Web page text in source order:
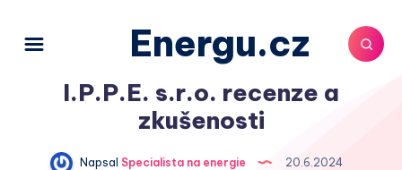
Energu.cz
I.P.P.E. s.r.o. recenze a
zkušenosti
Napsal Specialista na energie
20.6.2024